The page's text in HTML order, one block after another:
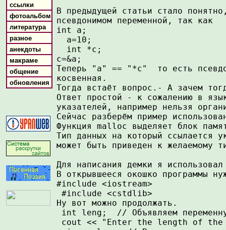
ссылки
фотоальбом
литература
разное
анекдоты
макраме
общение
обновления
В предыдущей статьи стало
псевдонимом переменной, так как
int a;
  a=10;
  int *c;
c=&a;
Теперь "а" == "*с"  то есть
косвенная.
Тогда встаёт вопрос.- А зачем
Ответ простой - к сожалению в
указателей, например нельзя
Сейчас разберём пример
Функция malloc выделяет блок
Тип данных на который ссылается
может быть приведен к желаемому
Для написания демки я
В открывшееся окошко программы
#include <iostream>
#include <cstdlib>
Ну вот можно продолжать.
int leng;  // Объявляем
cout << "Enter the length of